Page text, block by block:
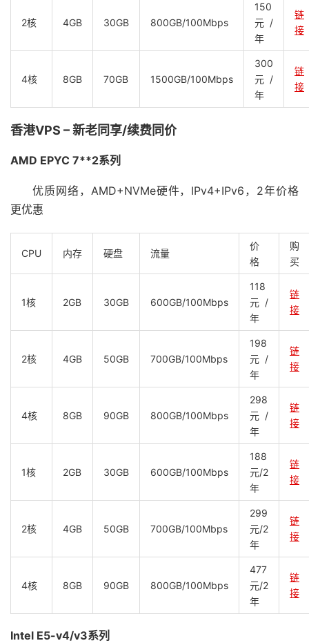
2核 4GB 30GB 800GB/100Mbps
150
元/
年
链
接
4核 8GB 70GB 1500GB/100Mbps
300
元/
年
链
接
香港VPS – 新老同享/续费同价
AMD EPYC 7**2系列
优质网络，AMD+NVMe硬件，IPv4+IPv6，2年价格
更优惠
CPU 内存 硬盘 流量
价
格
购
买
1核 2GB 30GB 600GB/100Mbps
118
元/
年
链
接
2核 4GB 50GB 700GB/100Mbps
198
元/
年
链
接
4核 8GB 90GB 800GB/100Mbps
298
元/
年
链
接
1核 2GB 30GB 600GB/100Mbps
188
元/2
年
链
接
2核 4GB 50GB 700GB/100Mbps
299
元/2
年
链
接
4核 8GB 90GB 800GB/100Mbps
477
元/2
年
链
接
Intel E5-v4/v3系列